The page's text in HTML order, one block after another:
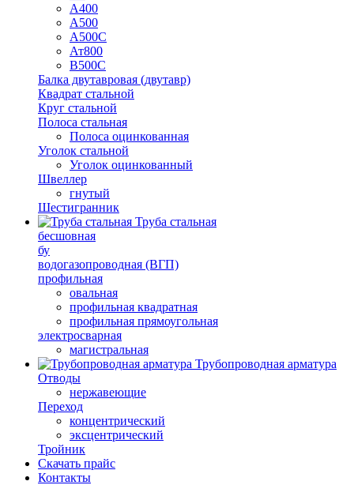
А400
А500
А500С
Ат800
В500С
Балка двутавровая (двутавр)
Квадрат стальной
Круг стальной
Полоса стальная
Полоса оцинкованная
Уголок стальной
Уголок оцинкованный
Швеллер
гнутый
Шестигранник
Труба стальная
бесшовная
бу
водогазопроводная (ВГП)
профильная
овальная
профильная квадратная
профильная прямоугольная
электросварная
магистральная
Трубопроводная арматура
Отводы
нержавеющие
Переход
концентрический
эксцентрический
Тройник
Скачать прайс
Контакты